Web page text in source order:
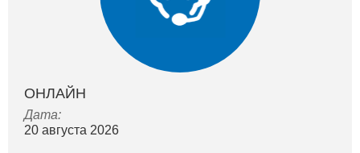
ОНЛАЙН
Дата:
20 августа 2026